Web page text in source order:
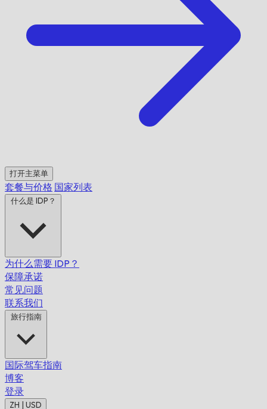
打开主菜单
套餐与价格 国家列表
什么是 IDP？
为什么需要 IDP？
保障承诺
常见问题
联系我们
旅行指南
国际驾车指南
博客
登录
ZH | USD